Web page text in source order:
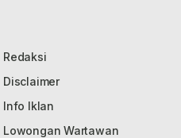
Redaksi
Disclaimer
Info Iklan
Lowongan Wartawan